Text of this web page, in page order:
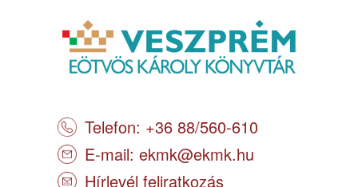
Telefon: +36 88/560-610
E-mail: ekmk@ekmk.hu
Hírlevél feliratkozás